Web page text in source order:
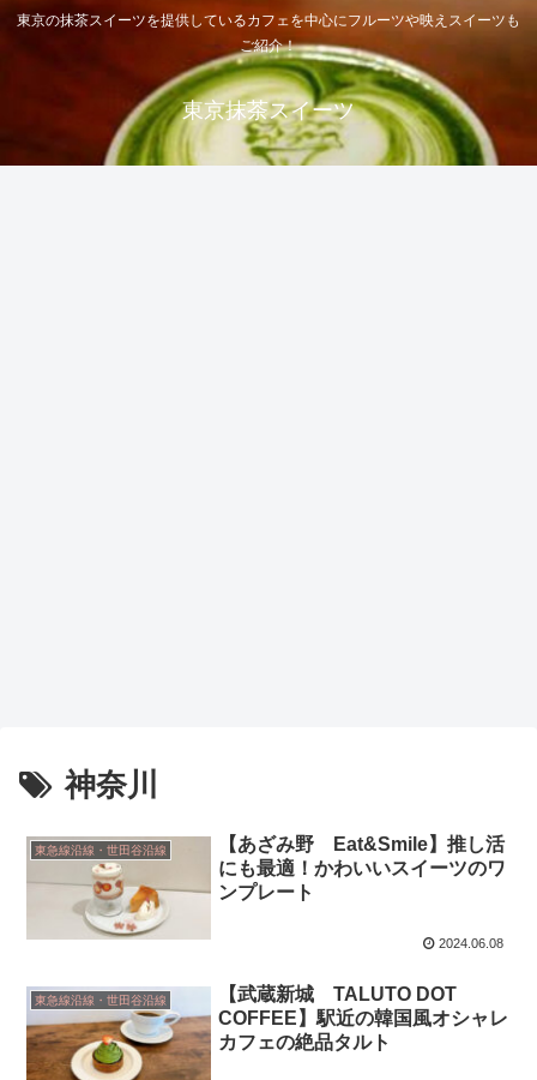
東京の抹茶スイーツを提供しているカフェを中心にフルーツや映えスイーツも
ご紹介！
東京抹茶スイーツ
神奈川
東急線沿線・世田谷沿線
【あざみ野 Eat&Smile】推し活
にも最適！かわいいスイーツのワ
ンプレート
2024.06.08
東急線沿線・世田谷沿線
【武蔵新城 TALUTO DOT
COFFEE】駅近の韓国風オシャレ
カフェの絶品タルト